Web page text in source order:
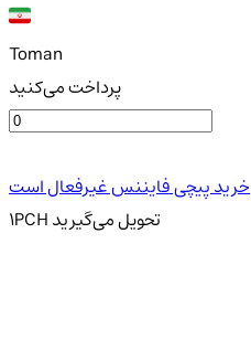
Toman
پرداخت می‌کنید
خرید پیچی فایننس غیرفعال است
1PCH تحویلمی‌گیرید